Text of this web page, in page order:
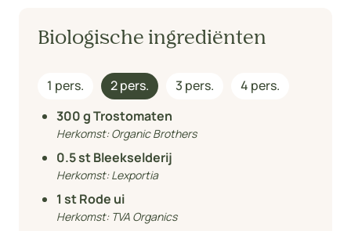
Biologische ingrediënten
1 pers. 2 pers. 3 pers.
4 pers.
300g Trostomaten
Herkomst:Organic Brothers
0.5st Bleekselderij
Herkomst:Lexportia
1 st Rode ui
Herkomst: TVA Organics